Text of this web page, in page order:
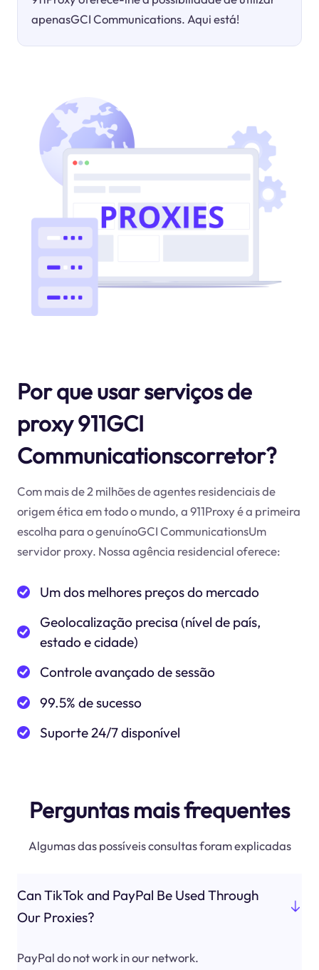
apenasGCI Communications. Aqui está!
Por que usar serviços de
proxy 911GCI
Communicationscorretor?
Com mais de 2 milhões de agentes residenciais de
origem ética em todo o mundo, a 911Proxy é a primeira
escolha para o genuínoGCI CommunicationsUm
servidor proxy. Nossa agência residencial oferece:
Um dos melhores preços do mercado
Geolocalização precisa (nível de país,
estado e cidade)
Controle avançado de sessão
99.5% de sucesso
Suporte 24/7 disponível
Perguntas mais frequentes
Algumas das possíveis consultas foram explicadas
Can TikTok and PayPal Be Used Through
Our Proxies?
PayPal do not work in our network.